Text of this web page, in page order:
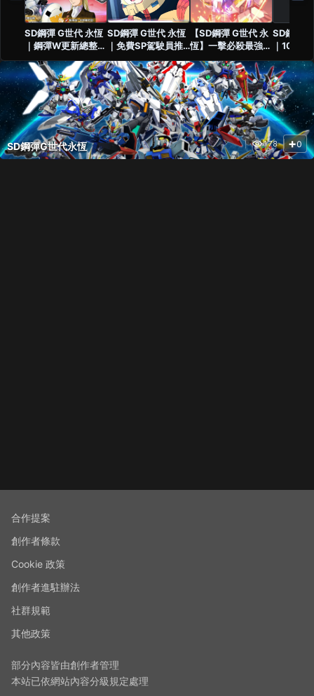
SD鋼彈 G世代 永恆
｜鋼彈W更新總整理
｜次代鋼彈強化、托
爾吉斯、多蘿西(桃
樂絲)、平衡調整完
整解析
SD鋼彈 G世代 永恆
｜免費SP駕駛員推
薦！6位高CP值角色
優先培養攻略
【SD鋼彈 G世代 永
恆】一擊必殺最強隊
伍公開！SP化與
SSP化優先順序完整
解析
SD鋼彈
｜10月
度榜｜
度完整解
SD鋼彈G世代永恆 178 +0
合作提案
創作者條款
Cookie 政策
創作者進駐辦法
社群規範
其他政策
部分內容皆由創作者管理
本站已依網站內容分級規定處理